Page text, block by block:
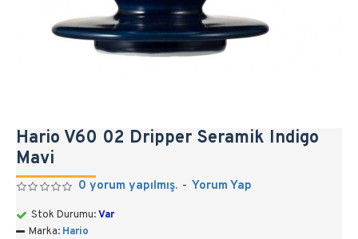
Hario V60 02 Dripper Seramik Indigo
Mavi
0 yorum yapılmış. - Yorum Yap
Stok Durumu:Var
Marka: Hario